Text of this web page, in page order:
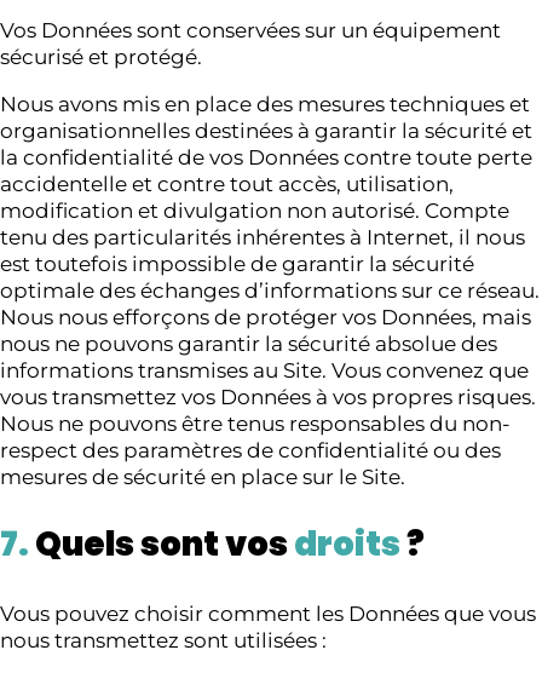
Vos Données sont conservées sur un équipement
sécurisé et protégé.
Nous avons mis en place des mesures techniques et
organisationnelles destinées à garantir la sécurité et
la confidentialité de vos Données contre toute perte
accidentelle et contre tout accès, utilisation,
modification et divulgation non autorisé. Compte
tenu des particularités inhérentes à Internet, il nous
est toutefois impossible de garantir la sécurité
optimale des échanges d’informations sur ce réseau.
Nous nous efforçons de protéger vos Données, mais
nous ne pouvons garantir la sécurité absolue des
informations transmises au Site. Vous convenez que
vous transmettez vos Données à vos propres risques.
Nous ne pouvons être tenus responsables du non-
respect des paramètres de confidentialité ou des
mesures de sécurité en place sur le Site.
7.Quels sont vosdroits?
Vous pouvez choisir comment les Données que vous
nous transmettez sont utilisées :